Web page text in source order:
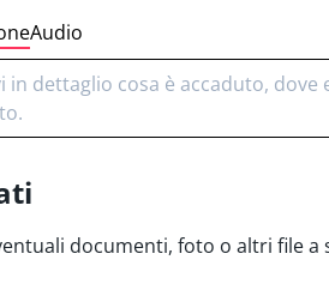
Audio
documenti, foto o altri file